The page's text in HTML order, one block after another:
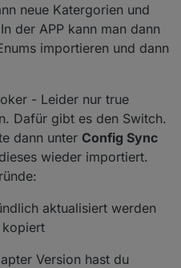
neue Katergorien und
der APP kann man dann
importieren und dann
- Leider nur true
Dafür gibt es den Switch.
dann unter Config Sync
wieder importiert.
aktualisiert werden
kopiert
Version hast du